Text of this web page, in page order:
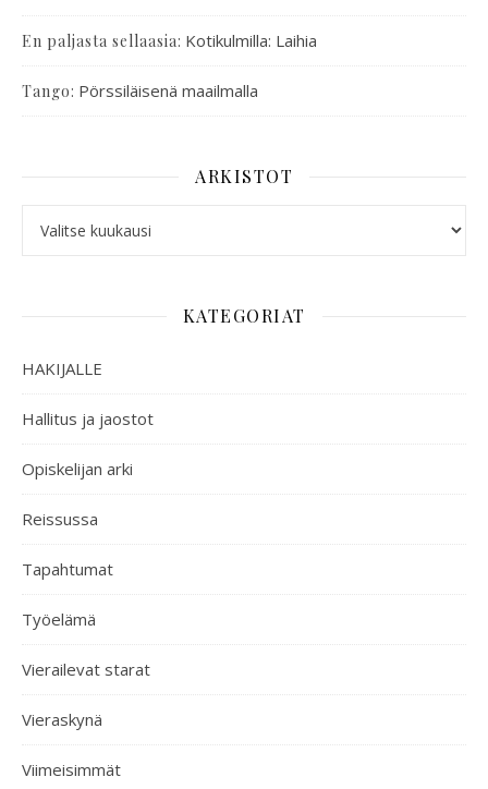
En paljasta sellaasia: Kotikulmilla: Laihia
Tango: Pörssiläisenä maailmalla
ARKISTOT
KATEGORIAT
HAKIJALLE
Hallitus ja jaostot
Opiskelijan arki
Reissussa
Tapahtumat
Työelämä
Vierailevat starat
Vieraskynä
Viimeisimmät